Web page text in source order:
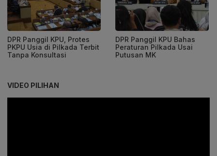
DPR Panggil KPU, Protes
PKPU Usia di Pilkada Terbit
Tanpa Konsultasi
DPR Panggil KPU Bahas
Peraturan Pilkada Usai
Putusan MK
VIDEO PILIHAN